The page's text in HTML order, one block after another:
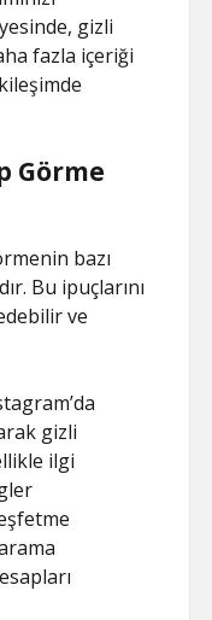
gizli
fazla içeriği
Görme
bazı
Bu ipuçlarını
ve
gizli
ilgi